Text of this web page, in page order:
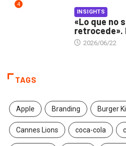
4
INSIGHTS
«Lo que no
retrocede».
2026/06/22
TAGS
Apple Branding Burger
Cannes Lions coca-cola